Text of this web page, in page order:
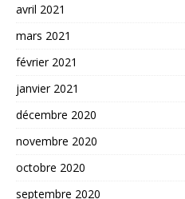
avril 2021
mars 2021
février 2021
janvier 2021
décembre 2020
novembre 2020
octobre 2020
septembre 2020